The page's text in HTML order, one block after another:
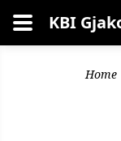
Kërko KBI
Home